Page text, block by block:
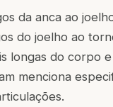
da anca ao
do joelho ao
longas do corpo
menciona